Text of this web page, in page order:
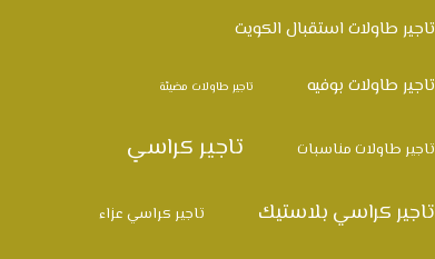
تاجير طاولات استقبال الكويت
تاجير طاولات بوفيه تاجير طاولات مضيئة
تاجير طاولات مناسبات تاجير كراسي
تاجير كراسي بلاستيك تاجير كراسي عزاء